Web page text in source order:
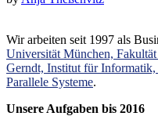
Wir arbeiten seit 1997 als
Universität München,
Gerndt, Institut für
Parallele Systeme.
Unsere Aufgaben bis 2016